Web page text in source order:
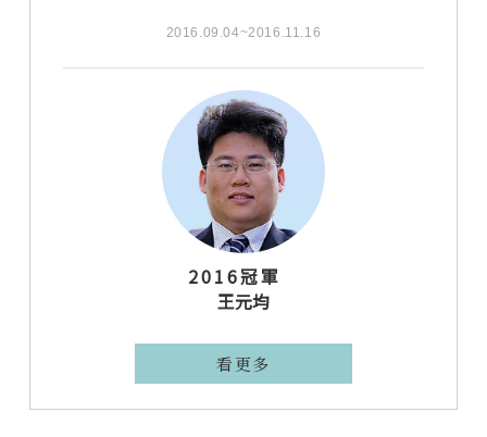
2016.09.04~2016.11.16
2016冠軍
王元均
看更多